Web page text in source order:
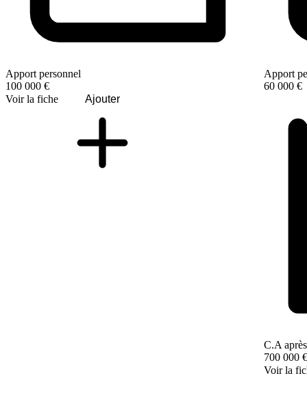
Apport personnel
100 000 €
Voir la fiche
Ajouter
Apport
60 000 €
C.A
700 000 €
Voir la